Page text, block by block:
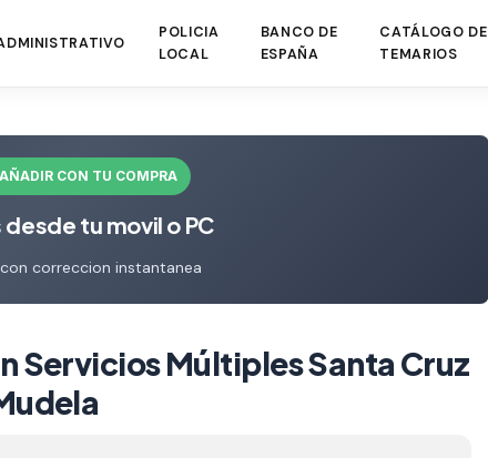
POLICIA
LOCAL
BANCO DE
ESPAÑA
CATÁLOGO DE
TEMARIOS
CON TU COMPRA
tu movil o PC
correccion instantanea
Servicios Múltiples Santa Cruz